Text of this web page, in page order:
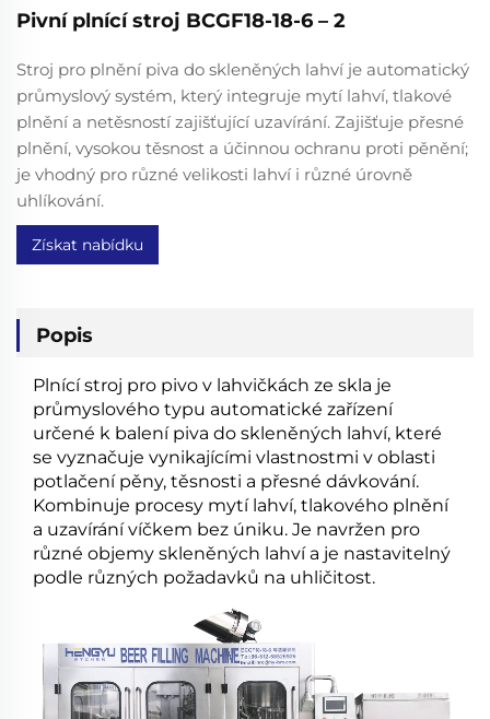
Pivní plnící stroj BCGF18-18-6 – 2
Stroj pro plnění piva do skleněných lahví je automatický
průmyslový systém, který integruje mytí lahví, tlakové
plnění a netěsností zajišťující uzavírání. Zajišťuje přesné
plnění, vysokou těsnost a účinnou ochranu proti pěnění;
je vhodný pro různé velikosti lahví i různé úrovně
uhlíkování.
Získat nabídku
Popis
Plnící stroj pro pivo v lahvičkách ze skla je
průmyslového typu automatické zařízení
určené k balení piva do skleněných lahví, které
se vyznačuje vynikajícími vlastnostmi v oblasti
potlačení pěny, těsnosti a přesné dávkování.
Kombinuje procesy mytí lahví, tlakového plnění
a uzavírání víčkem bez úniku. Je navržen pro
různé objemy skleněných lahví a je nastavitelný
podle různých požadavků na uhličitost.